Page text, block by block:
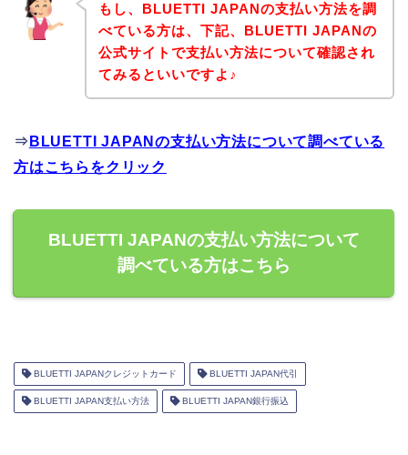
もし、BLUETTI JAPANの支払い方法を調
べている方は、下記、BLUETTI JAPANの
公式サイトで支払い方法について確認され
てみるといいですよ♪
⇒ BLUETTI JAPANの支払い方法について調べている
方はこちらをクリック
BLUETTI JAPANの支払い方法について
調べている方はこちら
BLUETTI JAPANクレジットカード BLUETTI JAPAN代引
BLUETTI JAPAN支払い方法 BLUETTI JAPAN銀行振込